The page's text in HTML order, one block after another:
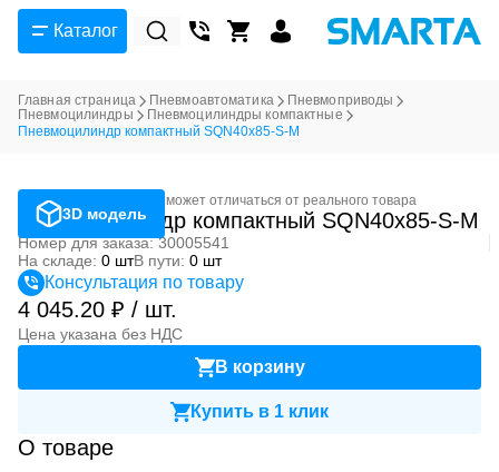
Каталог
Главная страница Пневмоавтоматика
Пневмоприводы
Пневмоцилиндры
Пневмоцилиндры компактные
Пневмоцилиндр компактный SQN40x85-S-M
3D модель
Фотография может отличаться от реального товара
Пневмоцилиндр компактный SQN40x85-S-M
Номер для заказа: 30005541
На складе: 0 штВ пути: 0 шт
Консультация по товару
4 045.20 ₽ / шт.
Цена указана без НДС
В корзину
Купить в 1 клик
О товаре